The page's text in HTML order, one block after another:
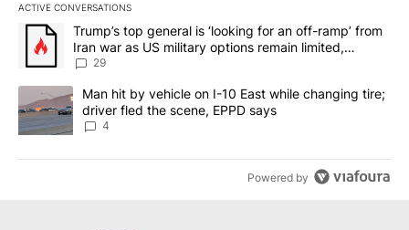
ACTIVE CONVERSATIONS
The following is a list of the most commented articles in the last
A trending article titled "Trump’s top general is ‘looking for an
Trump’s top general is ‘looking for an off-ramp’ from
Iran war as US military options remain limited,
sources say
29
A trending article titled "Man hit by vehicle on I-10 East while
Man hit by vehicle on I-10 East while changing tire;
driver fled the scene, EPPD says
4
Powered by